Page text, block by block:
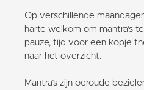
Op verschillende
harte welkom om mantra’s
pauze, tijd voor een kopje
naar het overzicht.
Mantra’s zijn oeroude